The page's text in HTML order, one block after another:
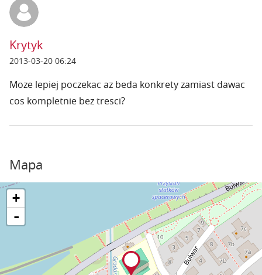
Krytyk
2013-03-20 06:24
Moze lepiej poczekac az beda konkrety zamiast dawac
cos kompletnie bez tresci?
Mapa
+
-